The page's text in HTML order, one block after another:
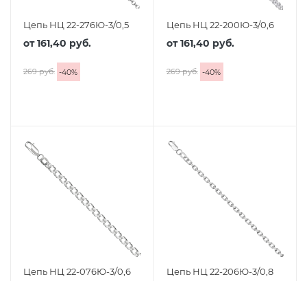
Цепь НЦ 22-276Ю-3/0,5
от161,40 руб.
269 руб. -40%
Цепь НЦ 22-200Ю-3/0,6
от161,40 руб.
269 руб. -40%
Цепь НЦ 22-076Ю-3/0,6 Цепь НЦ 22-206Ю-3/0,8